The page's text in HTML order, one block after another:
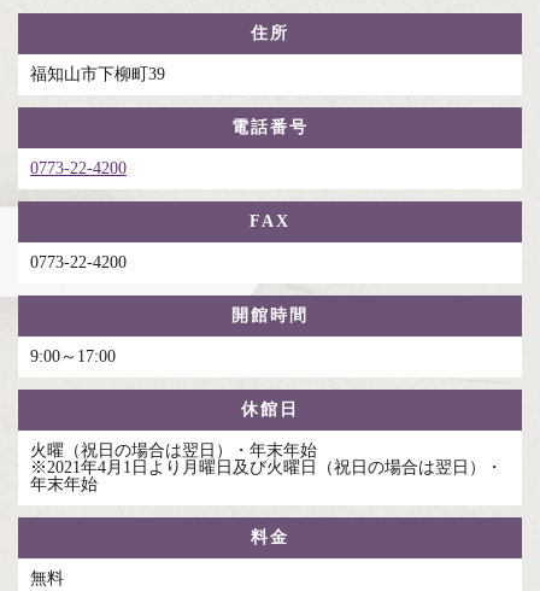
住所
福知山市下柳町39
電話番号
0773-22-4200
FAX
0773-22-4200
開館時間
9:00～17:00
休館日
火曜（祝日の場合は翌日）・年末年始
※2021年4月1日より月曜日及び火曜日（祝日の場合は翌日）・
年末年始
料金
無料